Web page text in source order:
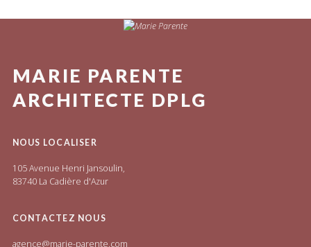
MARIE PARENTE
ARCHITECTE DPLG
NOUS LOCALISER
105 Avenue Henri Jansoulin,
83740 La Cadière d'Azur
CONTACTEZ NOUS
agence@marie-parente.com